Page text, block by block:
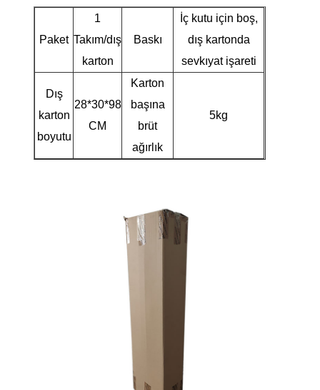
Paket
1
Takım/dış
karton
Baskı
İç kutu için boş,
dış kartonda
sevkıyat işareti
Dış
karton
boyutu
28*30*98
CM
Karton
başına
brüt
ağırlık
5kg